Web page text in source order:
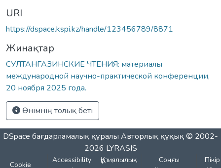
URI
https://dspace.kspi.kz/handle/123456789/8871
Жинақтар
СУЛТАНГАЗИНСКИЕ ЧТЕНИЯ: материалы
международной научно-практической конференции,
20 ноября 2025 года.
Өнімнің толық беті
DSpace бағдарламалық құралы Авторлық құқық © 2002-
2026 LYRASIS
Cookie
Accessibility
Құпиялылық
Соңғы
Пікір